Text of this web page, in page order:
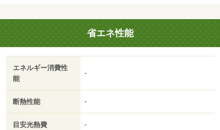
サポート！・バイク置場：なし・駐輪場：有
省エネ性能
エネルギー消費性
能
-
断熱性能 -
目安光熱費 -